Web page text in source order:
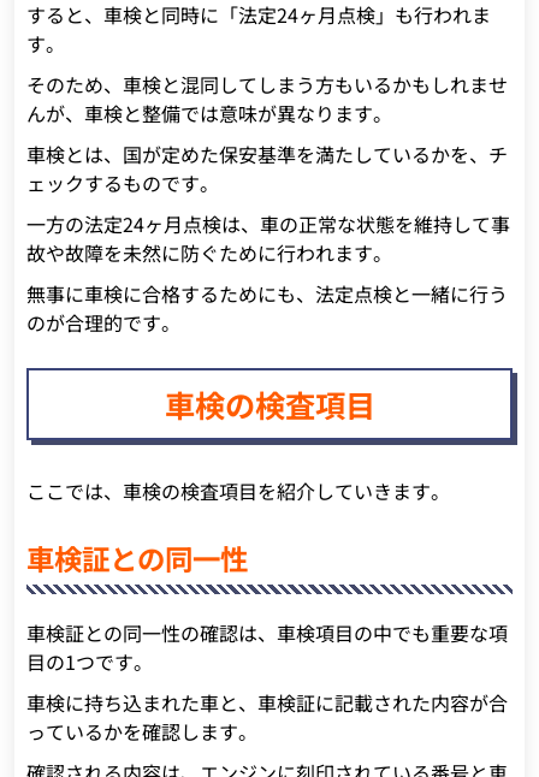
すると、車検と同時に「法定24ヶ月点検」も行われま
す。
そのため、車検と混同してしまう方もいるかもしれませ
んが、車検と整備では意味が異なります。
車検とは、国が定めた保安基準を満たしているかを、チ
ェックするものです。
一方の法定24ヶ月点検は、車の正常な状態を維持して事
故や故障を未然に防ぐために行われます。
無事に車検に合格するためにも、法定点検と一緒に行う
のが合理的です。
車検の検査項目
ここでは、車検の検査項目を紹介していきます。
車検証との同一性
車検証との同一性の確認は、車検項目の中でも重要な項
目の1つです。
車検に持ち込まれた車と、車検証に記載された内容が合
っているかを確認します。